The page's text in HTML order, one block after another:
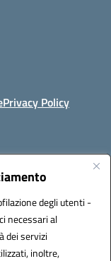
degli utenti -
necessari al
dei servizi
inoltre,
Privacy Policy